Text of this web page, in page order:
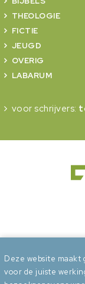
THEOLOGIE
FICTIE
JEUGD
OVERIG
LABARUM
voor schrijvers:
Deze website maakt
voor de juiste